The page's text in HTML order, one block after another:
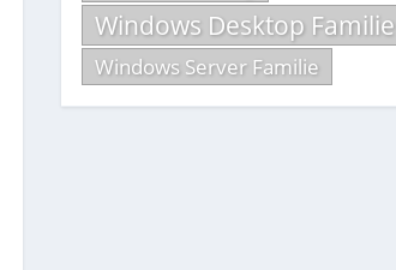
Windows Desktop Familie
Windows Server Familie